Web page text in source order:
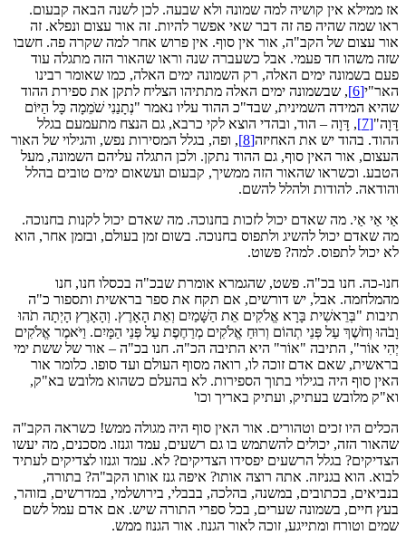
אז ממילא אין קושיה למה שמונה ולא שבעה. לכן לשנה הבאה קבעום.
ראו שמה שהיה פה זה דבר שאי אפשר להיות. זה אור עצום ונפלא. זה
אור עצום של הקב"ה, אור אין סוף. אין פרוש אחר למה שקרה פה. חשבו
שזה משהו חד פעמי. אבל כשעברה שנה וראו שהאור הזה מתגלה עוד
פעם בשמונה ימים האלה, רק השמונה ימים האלה, כמו שאומר רבינו
האר"י[6]
, שבשמונה ימים האלה מתתיהו הצליח לתקן את ספירת ההוד
שהיא המידה השמינית, שבד"כ ההוד עליו נאמר "נְתָנַנִי שֹׁמֵמָה כָּל הַיּוֹם
דָּוָה"[7]
, דָּוָה – הוד, ובהדי הוצא לקי כרבא, גם הנצח מתעמעם בגלל
ההוד. בהוד יש את האחיזה[8]
, ופה, בגלל המסירות נפש, והגילוי של האור
העצום, אור האין סוף, גם ההוד נתקן. ולכן התגלה עליהם השמונה, מעל
הטבע. וכשראו שהאור הזה ממשיך, קבעום ועשאום ימים טובים בהלל
והודאה. להודות ולהלל להשם.
אַי אַי אַי. מה שאדם יכול לזכות בחנוכה. מה שאדם יכול לקנות בחנוכה.
מה שאדם יכול להשיג ולתפוס בחנוכה. בשום זמן בעולם, ובזמן אחר, הוא
לא יכול לתפוס. למה? פשוט.
חנו‑כה. חנו בכ"ה. פשט, שהגמרא אומרת שבכ"ה בכסלו חנו, חנו
מהמלחמה. אבל, יש דורשים, אם תקח את ספר בראשית ותספור כ"ה
תיבות "בְּרֵאשִׁית בָּרָא אֱלֹקִים אֵת הַשָּׁמַיִם וְאֵת הָאָרֶץ. וְהָאָרֶץ הָיְתָה תֹהוּ
וָבֹהוּ וְחֹשֶׁךְ עַל פְּנֵי תְהוֹם וְרוּחַ אֱלֹקִים מְרַחֶפֶת עַל פְּנֵי הַמָּיִם. וַיֹּאמֶר אֱלֹקִים
יְהִי אוֹר", התיבה "אוֹר" היא התיבה הכ"ה. חנו בכ"ה – אור של ששת ימי
בראשית, שאם אדם זוכה לו, רואה מסוף העולם ועד סופו. כלומר אור
האין סוף היה בגילוי בתוך הספירות. לא בהעלם כשהוא מלובש בא"ק,
וא"ק מלובש בעתיק, ועתיק באריך וכו'
הכלים היו זכים וטהורים. אור האין סוף היה מגולה ממש! כשראה הקב"ה
שהאור הזה, יכולים להשתמש בו גם רשעים, עמד וגנזו. מסכנים, מה יעשו
הצדיקים? בגלל הרשעים יפסידו הצדיקים? לא. עמד וגנזו לצדיקים לעתיד
לבוא. הוא בגניזה. אתה רוצה אותו? איפה גנז אותו הקב"ה? בתורה,
בנביאים, בכתובים, במשנה, בהלכה, בבבלי, בירושלמי, במדרשים, בזוהר,
בעץ חיים, בשמונה שערים, בכל ספרי התורה שיש. אם אדם עמל לשם
שמים וטורח ומתייגע, זוכה לאור הגנוז. אור הגנוז ממש.